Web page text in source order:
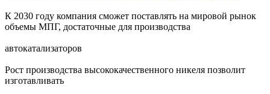
К 2030 году компания сможет поставлять на мировой рынок
объемы МПГ, достаточные для производства
автокатализаторов
Рост производства высококачественного никеля позволит
изготавливать